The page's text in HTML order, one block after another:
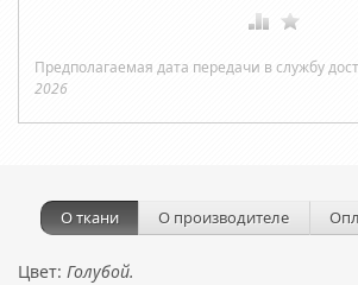
Предполагаемая дата передачи в службу
2026
О ткани О производителе
Цвет: Голубой.